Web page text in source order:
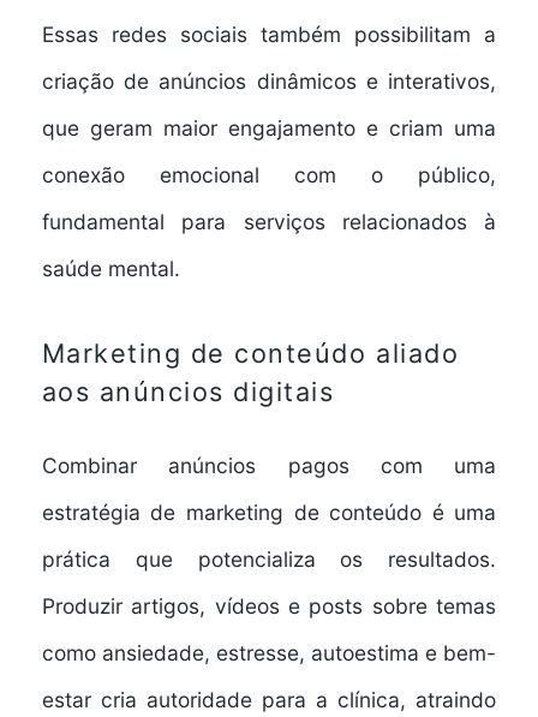
Essas redes sociais também possibilitam a
criação de anúncios dinâmicos e interativos,
que geram maior engajamento e criam uma
conexão emocional com o público,
fundamental para serviços relacionados à
saúde mental.
Marketing de conteúdo aliado
aos anúncios digitais
Combinar anúncios pagos com uma
estratégia de marketing de conteúdo é uma
prática que potencializa os resultados.
Produzir artigos, vídeos e posts sobre temas
como ansiedade, estresse, autoestima e bem-
estar cria autoridade para a clínica, atraindo